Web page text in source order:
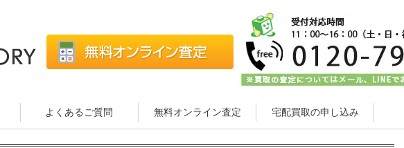
よくあるご質問 無料オンライン査定 宅配買取の申し込み